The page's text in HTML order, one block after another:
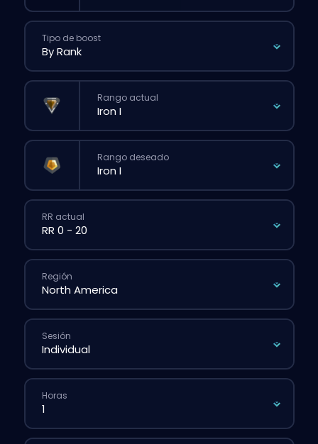
Tipo de boost
Rango actual
Rango deseado
RR actual
Región
Sesión
Horas